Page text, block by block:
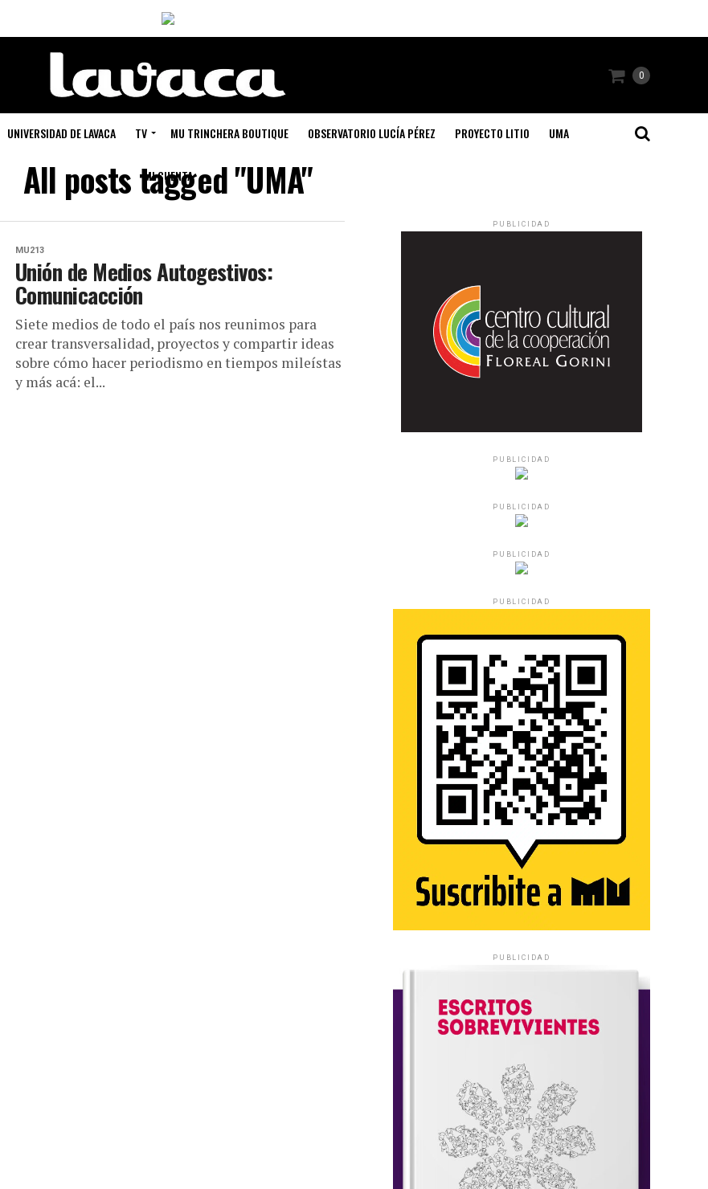
0
UNIVERSIDAD DE LAVACA TV MU TRINCHERA BOUTIQUE OBSERVATORIO LUCÍA PÉREZ PROYECTO LITIO UMA
MI CUENTA
All posts tagged "UMA"
MU213
Unión de Medios Autogestivos:
Comunicacción
Siete medios de todo el país nos reunimos para
crear transversalidad, proyectos y compartir ideas
sobre cómo hacer periodismo en tiempos mileístas
y más acá: el...
PUBLICIDAD
PUBLICIDAD
PUBLICIDAD
PUBLICIDAD
PUBLICIDAD
PUBLICIDAD